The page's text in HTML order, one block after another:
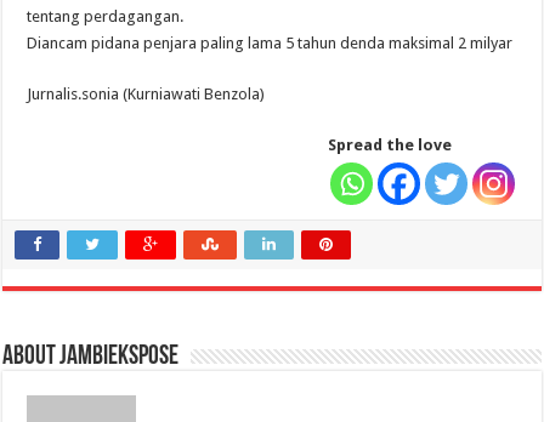
tentang perdagangan.
Diancam pidana penjara paling lama 5 tahun denda maksimal 2 milyar
Jurnalis.sonia (Kurniawati Benzola)
Spread the love
About jambiekspose